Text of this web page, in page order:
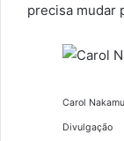
precisa mudar
Carol
Divulgação